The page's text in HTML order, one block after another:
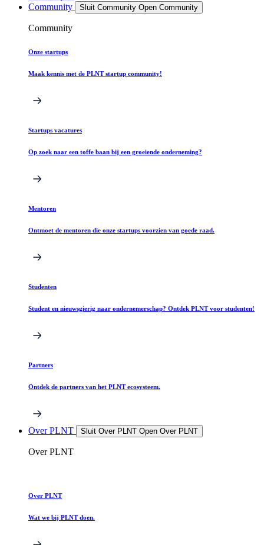
Community
Sluit Community Open Community
Community
Onze startups
Maak kennis met de PLNT startup community!
Startups vacatures
Op zoek naar een toffe baan bij een groeiende onderneming?
Mentoren
Ontmoet de mentoren die onze startups voorzien van goede raad.
Studenten
Student en nieuwsgierig naar ondernemerschap? Ontdek PLNT voor studenten!
Partners
Ontdek de partners van het PLNT ecosysteem.
Over PLNT Sluit Over PLNT Open Over PLNT
Over PLNT
Over PLNT
Wat we bij PLNT doen.